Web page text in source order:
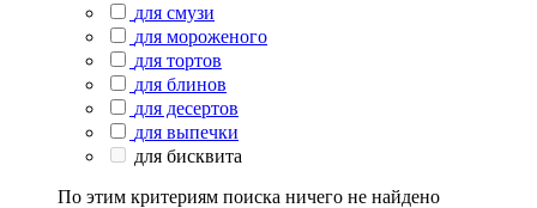
для смузи
для мороженого
для тортов
для блинов
для десертов
для выпечки
для бисквита
По этим критериям поиска ничего не найдено